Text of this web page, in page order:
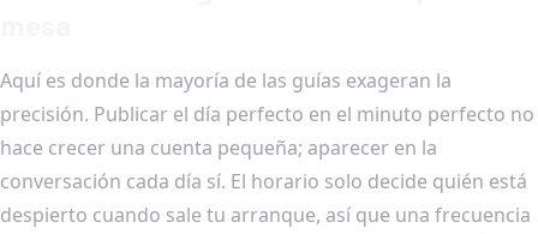
Aquí es donde la mayoría de las guías exageran la
precisión. Publicar el día perfecto en el minuto perfecto no
hace crecer una cuenta pequeña; aparecer en la
conversación cada día sí. El horario solo decide quién está
despierto cuando sale tu arranque, así que una frecuencia